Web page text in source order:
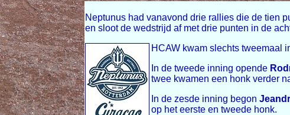
Neptunus had vanavond drie rallies die de tien
en sloot de wedstrijd af met drie punten in de
HCAW kwam slechts tweemaal
In de tweede inning opende
twee kwamen een honk verder
In de zesde inning begon
op het eerste en tweede honk.